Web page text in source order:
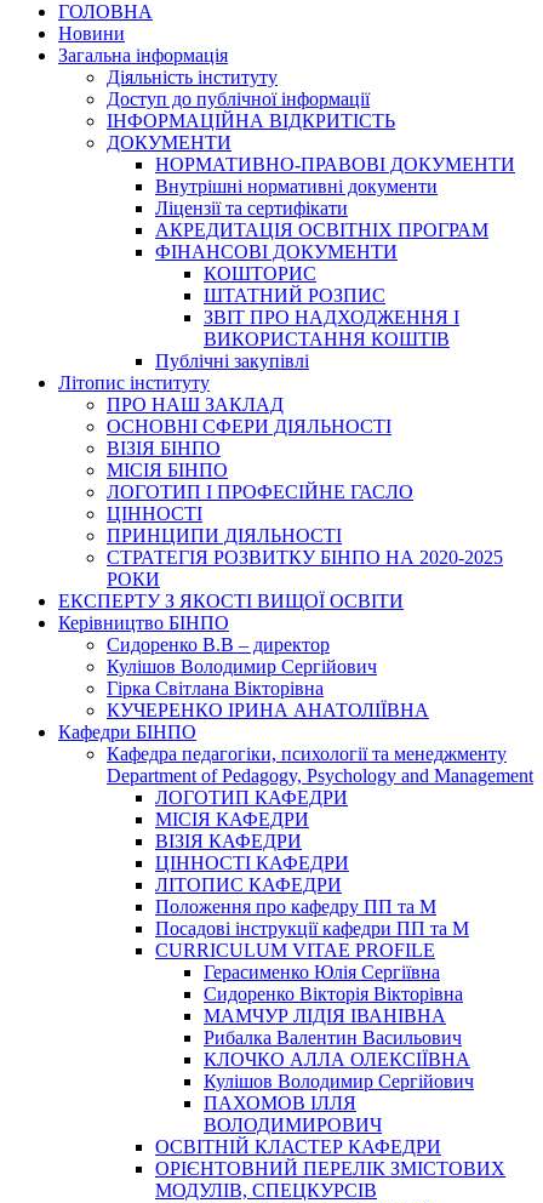
ГОЛОВНА
Новини
Загальна інформація
Діяльність інституту
Доступ до публічної інформації
ІНФОРМАЦІЙНА ВІДКРИТІСТЬ
ДОКУМЕНТИ
НОРМАТИВНО-ПРАВОВІ ДОКУМЕНТИ
Внутрішні нормативні документи
Ліцензії та сертифікати
АКРЕДИТАЦІЯ ОСВІТНІХ ПРОГРАМ
ФІНАНСОВІ ДОКУМЕНТИ
КОШТОРИС
ШТАТНИЙ РОЗПИС
ЗВІТ ПРО НАДХОДЖЕННЯ І
ВИКОРИСТАННЯ КОШТІВ
Публічні закупівлі
Літопис інституту
ПРО НАШ ЗАКЛАД
ОСНОВНІ СФЕРИ ДІЯЛЬНОСТІ
ВІЗІЯ БІНПО
МІСІЯ БІНПО
ЛОГОТИП І ПРОФЕСІЙНЕ ГАСЛО
ЦІННОСТІ
ПРИНЦИПИ ДІЯЛЬНОСТІ
СТРАТЕГІЯ РОЗВИТКУ БІНПО НА 2020-2025
РОКИ
ЕКСПЕРТУ З ЯКОСТІ ВИЩОЇ ОСВІТИ
Керівництво БІНПО
Сидоренко В.В – директор
Кулішов Володимир Сергійович
Гірка Світлана Вікторівна
КУЧЕРЕНКО ІРИНА АНАТОЛІЇВНА
Кафедри БІНПО
Кафедра педагогіки, психології та менеджменту
Department of Pedagogy, Psychology and Management
ЛОГОТИП КАФЕДРИ
МІСІЯ КАФЕДРИ
ВІЗІЯ КАФЕДРИ
ЦІННОСТІ КАФЕДРИ
ЛІТОПИС КАФЕДРИ
Положення про кафедру ПП та М
Посадові інструкції кафедри ПП та М
CURRICULUM VITAE PROFILE
Герасименко Юлія Сергіївна
Сидоренко Вікторія Вікторівна
МАМЧУР ЛІДІЯ ІВАНІВНА
Рибалка Валентин Васильович
КЛОЧКО АЛЛА ОЛЕКСІЇВНА
Кулішов Володимир Сергійович
ПАХОМОВ ІЛЛЯ
ВОЛОДИМИРОВИЧ
ОСВІТНІЙ КЛАСТЕР КАФЕДРИ
ОРІЄНТОВНИЙ ПЕРЕЛІК ЗМІСТОВИХ
МОДУЛІВ, СПЕЦКУРСІВ